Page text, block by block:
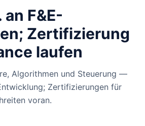
F&E-
Zertifizierung
laufen
Algorithmen und Steuerung —
Zertifizierungen für
voran.